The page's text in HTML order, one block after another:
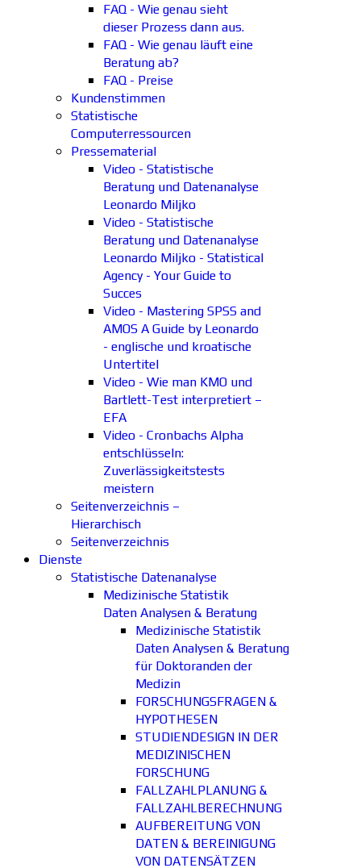
FAQ - Wie genau sieht
dieser Prozess dann aus.
FAQ - Wie genau läuft eine
Beratung ab?
FAQ - Preise
Kundenstimmen
Statistische
Computerressourcen
Pressematerial
Video - Statistische
Beratung und Datenanalyse
Leonardo Miljko
Video - Statistische
Beratung und Datenanalyse
Leonardo Miljko - Statistical
Agency - Your Guide to
Succes
Video - Mastering SPSS and
AMOS A Guide by Leonardo
- englische und kroatische
Untertitel
Video - Wie man KMO und
Bartlett-Test interpretiert –
EFA
Video - Cronbachs Alpha
entschlüsseln:
Zuverlässigkeitstests
meistern
Seitenverzeichnis –
Hierarchisch
Seitenverzeichnis
Dienste
Statistische Datenanalyse
Medizinische Statistik
Daten Analysen & Beratung
Medizinische Statistik
Daten Analysen & Beratung
für Doktoranden der
Medizin
FORSCHUNGSFRAGEN &
HYPOTHESEN
STUDIENDESIGN IN DER
MEDIZINISCHEN
FORSCHUNG
FALLZAHLPLANUNG &
FALLZAHLBERECHNUNG
AUFBEREITUNG VON
DATEN & BEREINIGUNG
VON DATENSÄTZEN